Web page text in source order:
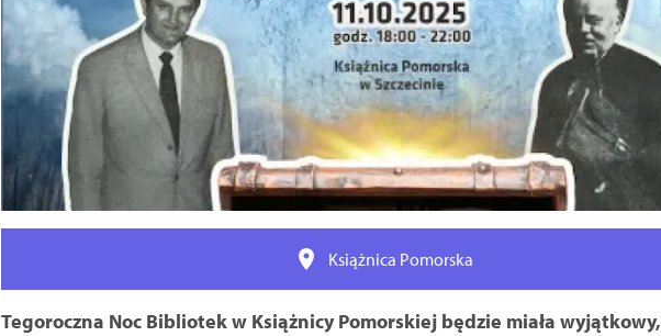
Książnica Pomorska
Tegoroczna Noc Bibliotek w Książnicy Pomorskiej będzie miała wyjątkowy,